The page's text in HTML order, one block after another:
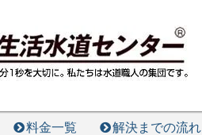
料金一覧 解決までの流れ